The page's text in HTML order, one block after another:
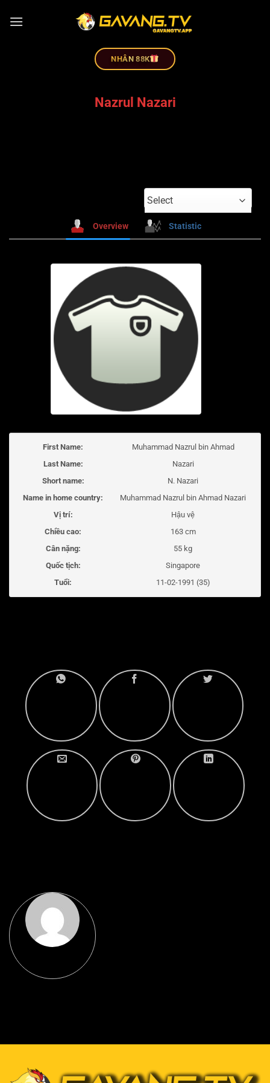
NHÂN 88K
Nazrul Nazari
Select
Overview Statistic
First Name:
Muhammad Nazrul bin Ahmad
Last Name:
Nazari
Short name:
N. Nazari
Name in home country:
Muhammad Nazrul bin Ahmad Nazari
Vị trí:
Hậu vệ
Chiều cao:
163 cm
Cân nặng:
55 kg
Quốc tịch:
Singapore
Tuổi:
11-02-1991 (35)